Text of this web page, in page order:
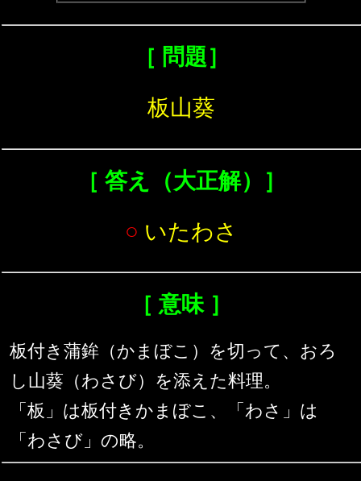
［ 問題］
板山葵
［ 答え（大正解）］
○ いたわさ
［ 意味 ］
板付き蒲鉾（かまぼこ）を切って、おろ
し山葵（わさび）を添えた料理。
「板」は板付きかまぼこ、「わさ」は
「わさび」の略。